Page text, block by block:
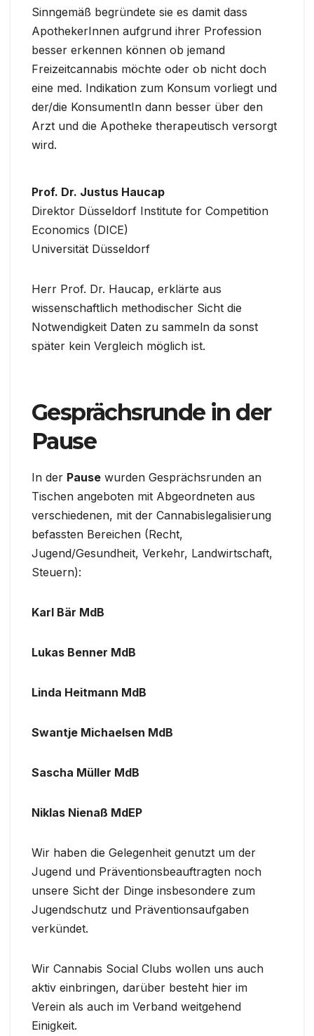
Sinngemäß begründete sie es damit dass
ApothekerInnen aufgrund ihrer Profession
besser erkennen können ob jemand
Freizeitcannabis möchte oder ob nicht doch
eine med. Indikation zum Konsum vorliegt und
der/die KonsumentIn dann besser über den
Arzt und die Apotheke therapeutisch versorgt
wird.
Prof. Dr. Justus Haucap
Direktor Düsseldorf Institute for Competition
Economics (DICE)
Universität Düsseldorf
Herr Prof. Dr. Haucap, erklärte aus
wissenschaftlich methodischer Sicht die
Notwendigkeit Daten zu sammeln da sonst
später kein Vergleich möglich ist.
Gesprächsrunde in der
Pause
In der Pause wurden Gesprächsrunden an
Tischen angeboten mit Abgeordneten aus
verschiedenen, mit der Cannabislegalisierung
befassten Bereichen (Recht,
Jugend/Gesundheit, Verkehr, Landwirtschaft,
Steuern):
Karl Bär MdB
Lukas Benner MdB
Linda Heitmann MdB
Swantje Michaelsen MdB
Sascha Müller MdB
Niklas Nienaß MdEP
Wir haben die Gelegenheit genutzt um der
Jugend und Präventionsbeauftragten noch
unsere Sicht der Dinge insbesondere zum
Jugendschutz und Präventionsaufgaben
verkündet.
Wir Cannabis Social Clubs wollen uns auch
aktiv einbringen, darüber besteht hier im
Verein als auch im Verband weitgehend
Einigkeit.